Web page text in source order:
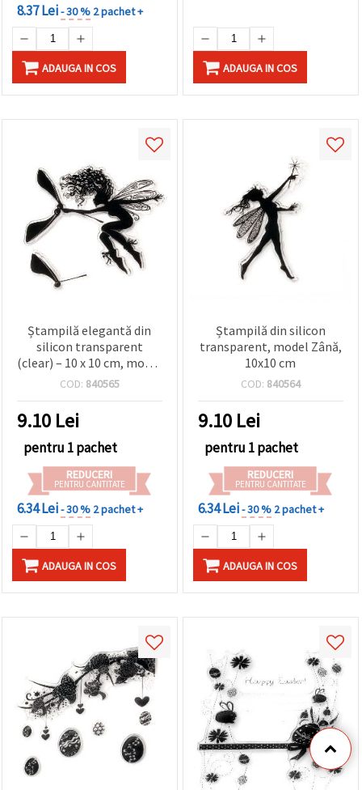
8.37 Lei- 30 % 2 pachet +
ADAUGA IN COS ADAUGA IN COS
Ștampilă elegantă din
silicon transparent
(clear) – 10 x 10 cm, model
Zână în zbor, ideală
proiecte DIY de lucru
manual
COD: 840565
9.10 Lei
pentru 1 pachet
REDUCERI
PENTRU CANTITATE
6.34 Lei- 30 % 2 pachet +
ADAUGA IN COS
Ștampilă din silicon
transparent, model Zână,
10x10 cm
COD: 840564
9.10 Lei
pentru 1 pachet
REDUCERI
PENTRU CANTITATE
6.34 Lei- 30 % 2 pachet +
ADAUGA IN COS